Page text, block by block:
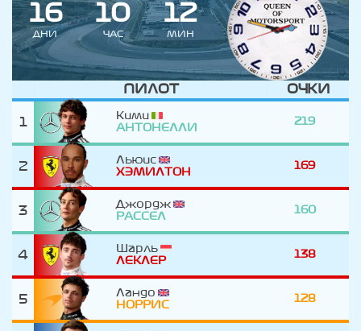
16
ДНИ
10
ЧАС
12
МИН
ПИЛОТ ОЧКИ
1
Кими
АНТОНЕЛЛИ
219
2
Льюис
ХЭМИЛТОН
169
3
Джордж
РАССЕЛ
160
4
Шарль
ЛЕКЛЕР
138
5
Ландо
НОРРИС
128